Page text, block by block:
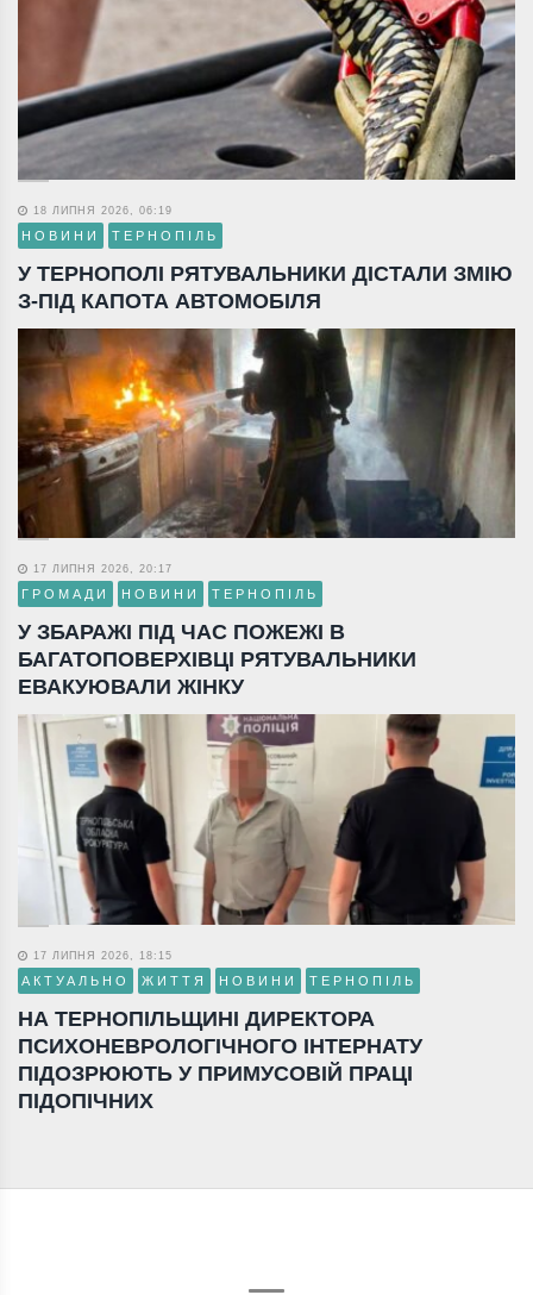
18 ЛИПНЯ 2026, 06:19
НОВИНИ ТЕРНОПІЛЬ
У ТЕРНОПОЛІ РЯТУВАЛЬНИКИ ДІСТАЛИ ЗМІЮ
З-ПІД КАПОТА АВТОМОБІЛЯ
17 ЛИПНЯ 2026, 20:17
ГРОМАДИ НОВИНИ ТЕРНОПІЛЬ
У ЗБАРАЖІ ПІД ЧАС ПОЖЕЖІ В
БАГАТОПОВЕРХІВЦІ РЯТУВАЛЬНИКИ
ЕВАКУЮВАЛИ ЖІНКУ
17 ЛИПНЯ 2026, 18:15
АКТУАЛЬНО ЖИТТЯ НОВИНИ ТЕРНОПІЛЬ
НА ТЕРНОПІЛЬЩИНІ ДИРЕКТОРА
ПСИХОНЕВРОЛОГІЧНОГО ІНТЕРНАТУ
ПІДОЗРЮЮТЬ У ПРИМУСОВІЙ ПРАЦІ
ПІДОПІЧНИХ